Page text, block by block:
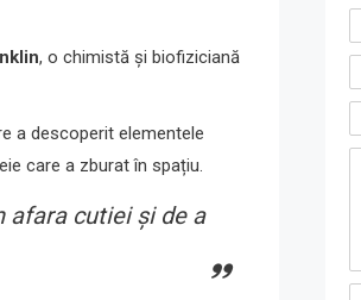
, o chimistă și biofiziciană
a descoperit elementele
care a zburat în spațiu.
afara cutiei și de a